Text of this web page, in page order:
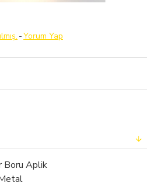
-Yorum Yap
Boru Aplik